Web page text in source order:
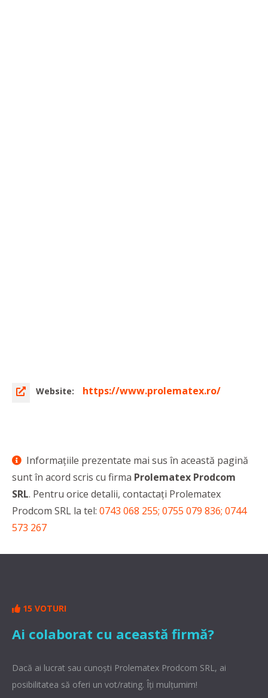
Website: https://www.prolematex.ro/
Informaţiile prezentate mai sus în această pagină
sunt în acord scris cu firma Prolematex Prodcom
SRL. Pentru orice detalii, contactaţi Prolematex
Prodcom SRL la tel: 0743 068 255; 0755 079 836; 0744
573 267
15 VOTURI
Ai colaborat cu această firmă?
Dacă ai lucrat sau cunoşti Prolematex Prodcom SRL, ai
posibilitatea să oferi un vot/rating. Îți mulțumim!